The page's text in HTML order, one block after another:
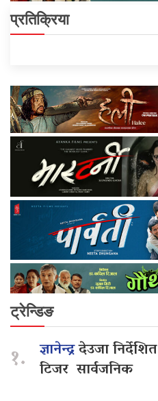
प्रतिक्रिया
ट्रेन्डिङ
१. ज्ञानेन्द्रदेउजा
टिजर सार्वजनिक